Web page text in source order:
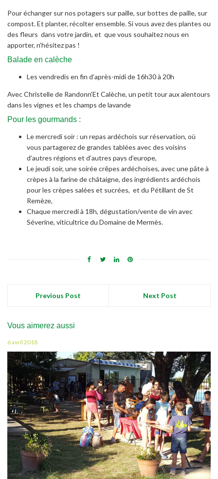
Pour échanger sur nos potagers sur paille, sur bottes de paille, sur
compost. Et planter, récolter ensemble. Si vous avez des plantes ou
des fleurs dans votre jardin, et que vous souhaitez nous en
apporter, n’hésitez pas !
Balade en calèche
Les vendredis en fin d’après-midi de 16h30 à 20h
Avec Christelle de Randonn’Et Calèche, un petit tour aux alentours
dans les vignes et les champs de lavande
Pour les gourmands :
Le mercredi soir : un repas ardéchois sur réservation, où
vous partagerez de grandes tablées avec des voisins
d’autres régions et d’autres pays d’europe,
Le jeudi soir, une soirée crêpes ardéchoises, avec une pâte à
crèpes à la farine de châtaigne, des ingrédients ardéchois
pour les crèpes salées et sucrées, et du Pétillant de St
Remèze,
Chaque mercredi à 18h, dégustation/vente de vin avec
Séverine, viticultrice du Domaine de Mermès.
Previous Post Next Post
Vous aimerez aussi
6 avril 2018